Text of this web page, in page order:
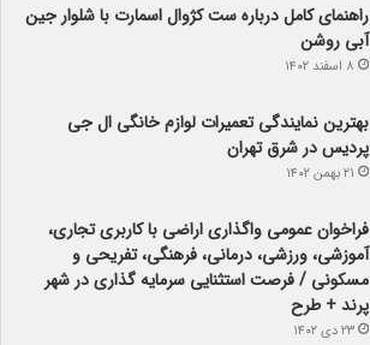
راهنمای کامل درباره ست کژوال اسمارت با شلوار جین
آبی روشن
۸ اسفند ۱۴۰۲
بهترین نمایندگی تعمیرات لوازم خانگی ال جی
پردیس در شرق تهران
۲۱ بهمن ۱۴۰۲
فراخوان عمومی واگذاری اراضی با کاربری تجاری،
آموزشی، ورزشی، درمانی، فرهنگی، تفریحی و
مسکونی / فرصت استثنایی سرمایه گذاری در شهر
پرند + طرح
۲۳ دی ۱۴۰۲